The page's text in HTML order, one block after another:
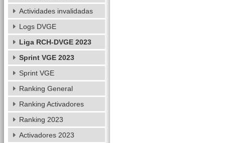
Actividades invalidadas
Logs DVGE
Liga RCH-DVGE 2023
Sprint VGE 2023
Sprint VGE
Ranking General
Ranking Activadores
Ranking 2023
Activadores 2023